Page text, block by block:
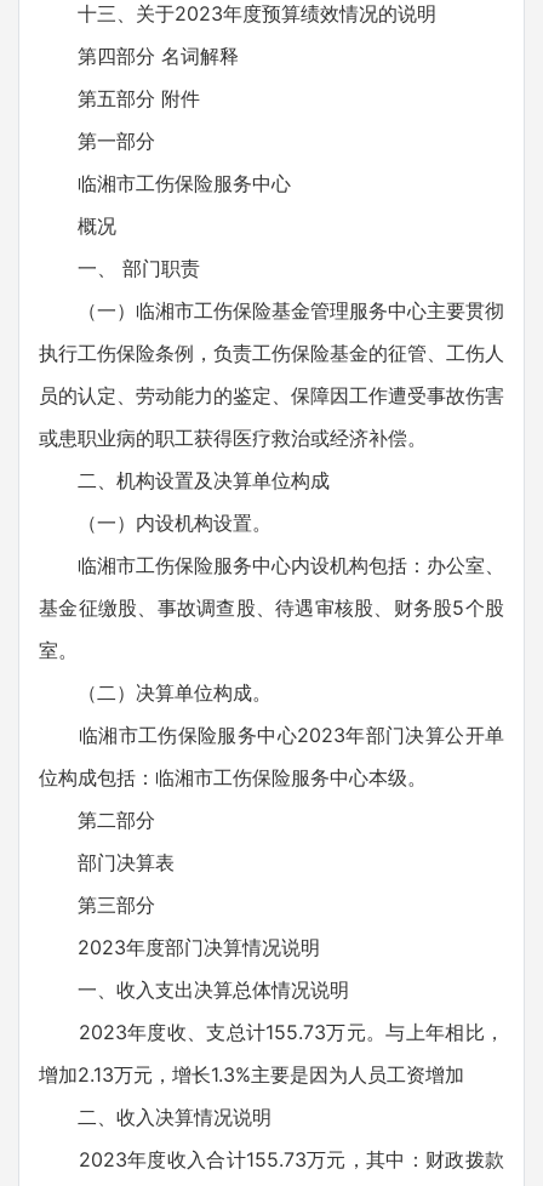
十三、关于2023年度预算绩效情况的说明
第四部分 名词解释
第五部分 附件
第一部分
临湘市工伤保险服务中心
概况
一、 部门职责
（一）临湘市工伤保险基金管理服务中心主要贯彻
执行工伤保险条例，负责工伤保险基金的征管、工伤人
员的认定、劳动能力的鉴定、保障因工作遭受事故伤害
或患职业病的职工获得医疗救治或经济补偿。
二、机构设置及决算单位构成
（一）内设机构设置。
临湘市工伤保险服务中心内设机构包括：办公室、
基金征缴股、事故调查股、待遇审核股、财务股5个股
室。
（二）决算单位构成。
临湘市工伤保险服务中心2023年部门决算公开单
位构成包括：临湘市工伤保险服务中心本级。
第二部分
部门决算表
第三部分
2023年度部门决算情况说明
一、收入支出决算总体情况说明
2023年度收、支总计155.73万元。与上年相比，
增加2.13万元，增长1.3%主要是因为人员工资增加
二、收入决算情况说明
2023年度收入合计155.73万元，其中：财政拨款